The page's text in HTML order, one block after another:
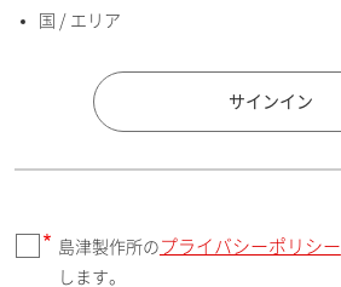
国 / エリア
郵便番号（勤務先）
国 / エリア
サインイン
島津製作所の プライバシーポリシー
します。